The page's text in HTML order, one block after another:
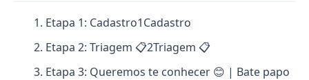
Etapa 1: Cadastro1Cadastro
Etapa 2: Triagem 📋2Triagem 📋
Etapa 3: Queremos te conhecer 😊 | Bate papo